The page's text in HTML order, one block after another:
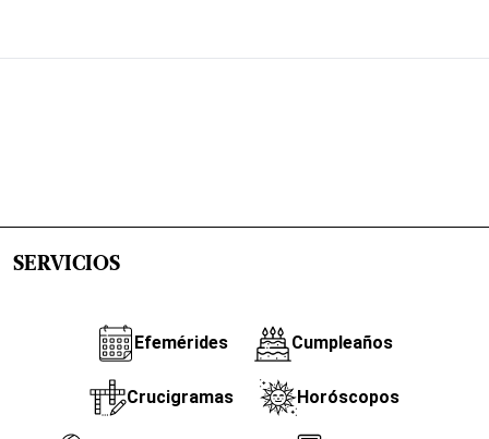
SERVICIOS
Efemérides Cumpleaños
Crucigramas Horóscopos